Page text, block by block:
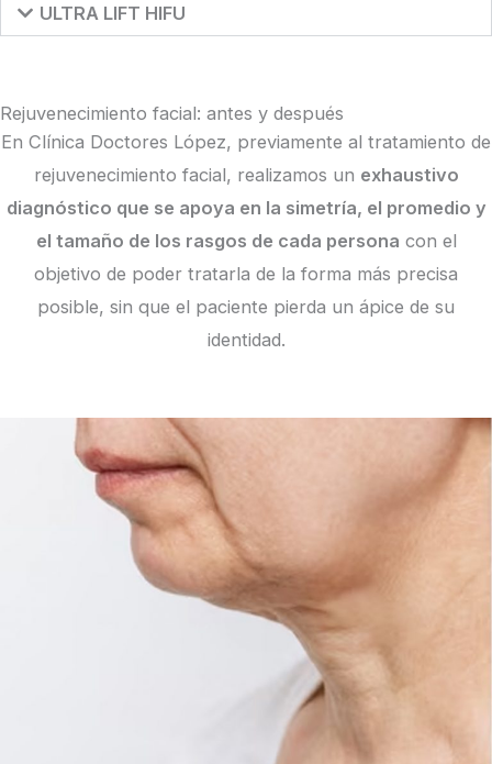
ULTRA LIFT HIFU
Rejuvenecimiento facial: antes y después
En Clínica Doctores López, previamente al tratamiento de
rejuvenecimiento facial, realizamos un exhaustivo
diagnóstico que se apoya en la simetría, el promedio y
el tamaño de los rasgos de cada persona con el
objetivo de poder tratarla de la forma más precisa
posible, sin que el paciente pierda un ápice de su
identidad.